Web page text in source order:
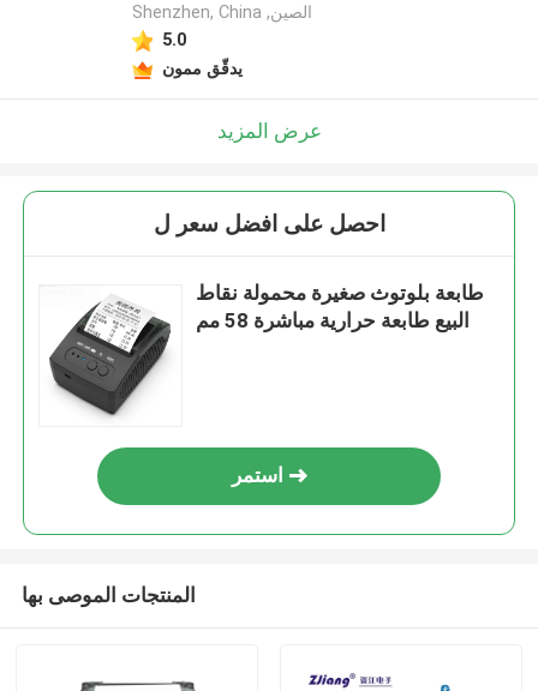
Shenzhen, China ,الصين
5.0
يدقّق ممون
عرض المزيد
احصل على افضل سعر ل
طابعة بلوتوث صغيرة محمولة نقاط
البيع طابعة حرارية مباشرة 58 مم
استمر
المنتجات الموصى بها